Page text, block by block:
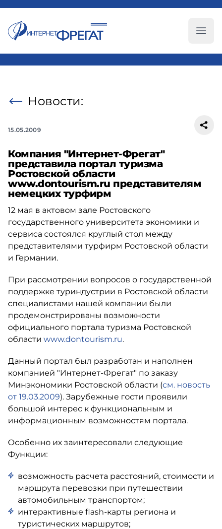
Новости:
15.05.2009
Компания "Интернет-Фрегат"
представила портал туризма
Ростовской области
www.dontourism.ru представителям
немецких турфирм
12 мая в актовом зале Ростовского
государственного университета экономики и
сервиса состоялся круглый стол между
представителями турфирм Ростовской области
и Германии.
При рассмотрении вопросов о государственной
поддержке туриндустрии в Ростовской области
специалистами нашей компании были
продемонстрированы возможности
официального портала туризма Ростовской
области www.dontourism.ru.
Данный портал был разработан и наполнен
компанией "Интернет-Фрегат" по заказу
Минэкономики Ростовской области (см. новость
от 19.03.2009). Зарубежные гости проявили
большой интерес к функциональным и
информационным возможностям портала.
Особенно их заинтересовали следующие
Функции:
возможность расчета расстояний, стоимости и
маршрута перевозки при путешествии
автомобильным транспортом;
интерактивные flash-карты региона и
туристических маршрутов;